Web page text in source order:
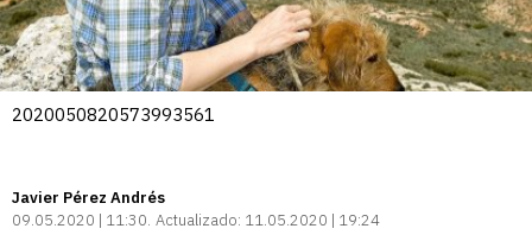
2020050820573993561
Javier Pérez Andrés
09.05.2020 | 11:30 Actualizado: 11.05.2020 | 19:24